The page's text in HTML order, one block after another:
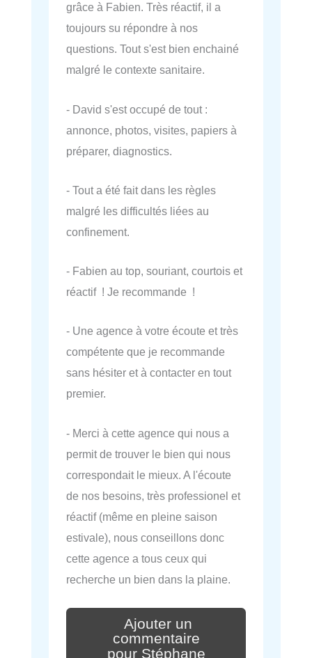
grâce à Fabien. Très réactif, il a
toujours su répondre à nos
questions. Tout s'est bien enchainé
malgré le contexte sanitaire.
- David s'est occupé de tout :
annonce, photos, visites, papiers à
préparer, diagnostics.
- Tout a été fait dans les règles
malgré les difficultés liées au
confinement.
- Fabien au top, souriant, courtois et
réactif ! Je recommande !
- Une agence à votre écoute et très
compétente que je recommande
sans hésiter et à contacter en tout
premier.
- Merci à cette agence qui nous a
permit de trouver le bien qui nous
correspondait le mieux. A l'écoute
de nos besoins, très professionel et
réactif (même en pleine saison
estivale), nous conseillons donc
cette agence a tous ceux qui
recherche un bien dans la plaine.
Ajouter un
commentaire
pour Stéphane